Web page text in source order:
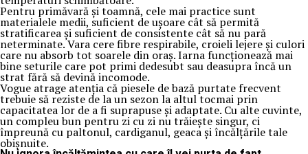
Pentru primăvară și toamnă, cele mai practice sunt
materialele medii, suficient de ușoare cât să permită
stratificarea și suficient de consistente cât să nu pară
neterminate. Vara cere fibre respirabile, croieli lejere și culori
care nu absorb tot soarele din oraș. Iarna funcționează mai
bine seturile care pot primi dedesubt sau deasupra încă un
strat fără să devină incomode.
Vogue atrage atenția că piesele de bază purtate frecvent
trebuie să reziste de la un sezon la altul tocmai prin
capacitatea lor de a fi suprapuse și adaptate. Cu alte cuvinte,
un compleu bun pentru zi cu zi nu trăiește singur, ci
împreună cu paltonul, cardiganul, geaca și încălțările tale
obișnuite.